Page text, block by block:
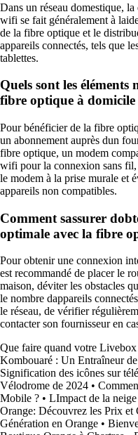
Dans un réseau domestique,
wifi se fait généralement à
de la fibre optique et le
appareils connectés, tels que
tablettes.
Quels sont les éléments
fibre optique à domicile
Pour bénéficier de la fibre
un abonnement auprès dun
fibre optique, un modem
wifi pour la connexion sans
le modem à la prise murale et
appareils non compatibles.
Comment sassurer
optimale avec la fibre
Pour obtenir une connexion
est recommandé de placer le
maison, déviter les obstacles
le nombre dappareils
le réseau, de vérifier
contacter son fournisseur en
Que faire quand votre
Kombouaré : Un Entraîneur
Signification des icônes sur
Vélodrome de 2024 •
Mobile ? • LImpact de la
Orange: Découvrez les Prix et
Génération en Orange •